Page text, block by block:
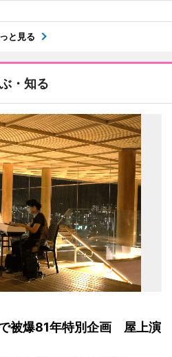
と見る
・知る
被爆81年特別企画 屋上演